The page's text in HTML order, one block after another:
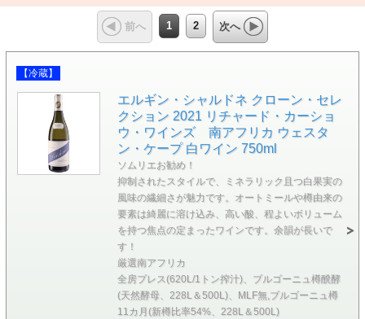
前へ 1 2 次へ
【冷蔵】
エルギン・シャルドネ クローン・セレ
クション 2021 リチャード・カーショ
ウ・ワインズ 南アフリカ ウェスタ
ン・ケープ 白ワイン 750ml
ソムリエお勧め！
抑制されたスタイルで、ミネラリック且つ白果実の
風味の繊細さが魅力です。オートミールや樽由来の
要素は綺麗に溶け込み、高い酸、程よいボリューム
を持つ焦点の定まったワインです。余韻が長いで
す！
厳選南アフリカ
全房プレス(620L/1トン搾汁)、ブルゴーニュ樽醗酵
(天然酵母、228L＆500L)、MLF無,ブルゴーニュ樽
11カ月(新樽比率54%、228L＆500L)